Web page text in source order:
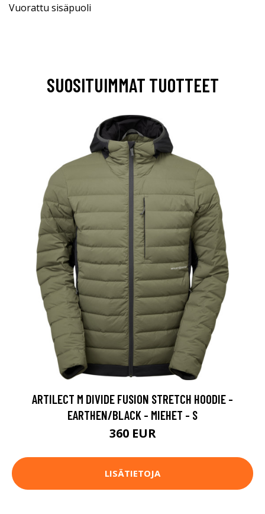
Vuorattu sisäpuoli
SUOSITUIMMAT TUOTTEET
ARTILECT M DIVIDE FUSION STRETCH HOODIE -
EARTHEN/BLACK - MIEHET - S
360 EUR
LISÄTIETOJA